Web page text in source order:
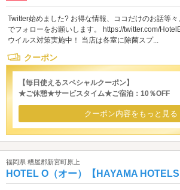
Twitter始めました? お得な情報、ココだけのお話等
でフォローをお願いします。 https://twitter.com/
ウイルス対策実施中！ 当店は各室に除菌スプ...
クーポン
【毎日使えるスペシャルクーポン】
★ご休憩★サービスタイム★ご宿泊：10％OFF
クーポン内容をもっと見る
福岡県 糟屋郡新宮町原上
HOTEL O（オー）【HAYAMA HOTELS